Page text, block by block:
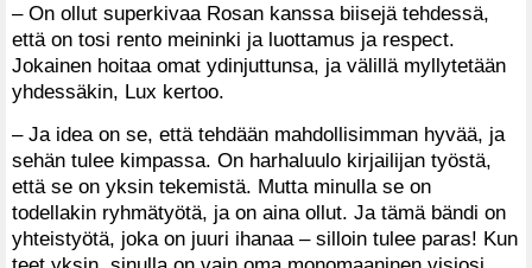
– On ollut superkivaa Rosan kanssa biisejä tehdessä,
että on tosi rento meininki ja luottamus ja respect.
Jokainen hoitaa omat ydinjuttunsa, ja välillä myllytetään
yhdessäkin, Lux kertoo.
– Ja idea on se, että tehdään mahdollisimman hyvää, ja
sehän tulee kimpassa. On harhaluulo kirjailijan työstä,
että se on yksin tekemistä. Mutta minulla se on
todellakin ryhmätyötä, ja on aina ollut. Ja tämä bändi on
yhteistyötä, joka on juuri ihanaa – silloin tulee paras! Kun